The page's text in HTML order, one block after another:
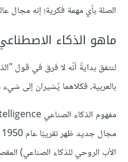
الصلة بأي مهمة فكرية؛ إنه مجال
ماهو الذكاء
لنتفق بدايةً أنّه لا فرق في قول
بالعربية، فكلاهما يُشيران إلى
الأب الروحي للذكاء الصناعي)